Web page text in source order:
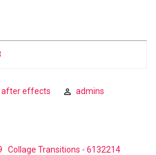
after effects admins
Collage Transitions - 6132214